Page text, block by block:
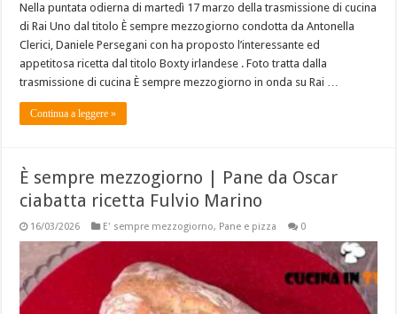
Nella puntata odierna di martedì 17 marzo della trasmissione di cucina
di Rai Uno dal titolo È sempre mezzogiorno condotta da Antonella
Clerici, Daniele Persegani con ha proposto l’interessante ed
appetitosa ricetta dal titolo Boxty irlandese . Foto tratta dalla
trasmissione di cucina È sempre mezzogiorno in onda su Rai …
Continua a leggere »
È sempre mezzogiorno | Pane da Oscar
ciabatta ricetta Fulvio Marino
16/03/2026 E' sempre mezzogiorno, Pane e pizza 0